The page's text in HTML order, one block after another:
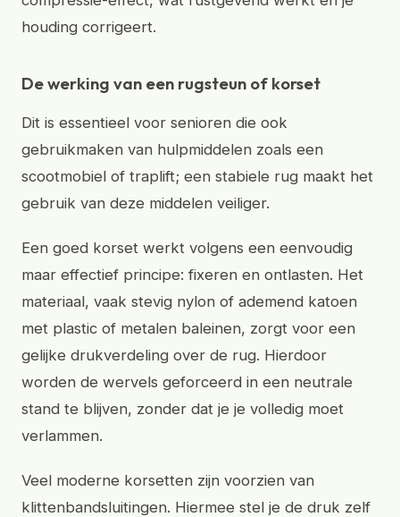
houding corrigeert.
De werking van een rugsteun of korset
Dit is essentieel voor senioren die ook
gebruikmaken van hulpmiddelen zoals een
scootmobiel of traplift; een stabiele rug maakt het
gebruik van deze middelen veiliger.
Een goed korset werkt volgens een eenvoudig
maar effectief principe: fixeren en ontlasten. Het
materiaal, vaak stevig nylon of ademend katoen
met plastic of metalen baleinen, zorgt voor een
gelijke drukverdeling over de rug. Hierdoor
worden de wervels geforceerd in een neutrale
stand te blijven, zonder dat je je volledig moet
verlammen.
Veel moderne korsetten zijn voorzien van
klittenbandsluitingen. Hiermee stel je de druk zelf